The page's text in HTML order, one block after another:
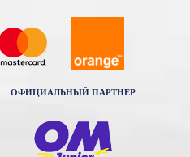
ОФИЦИАЛЬНЫЙ ПАРТНЕР